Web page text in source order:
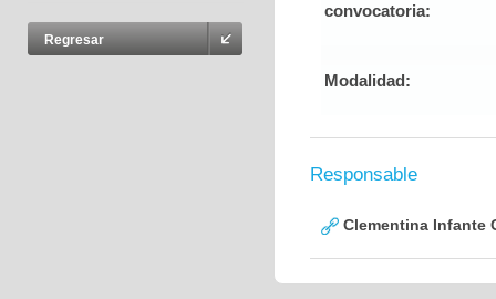
Regresar
convocatoria:
Modalidad:
Responsable
Clementina Infante